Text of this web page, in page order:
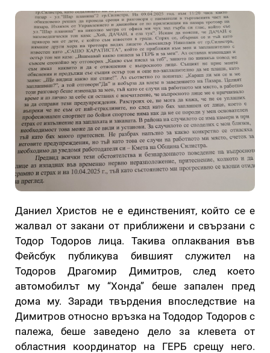
Даниел Христов не е единственият, който се е
жалвал от закани от приближени и свързани с
Тодор Тодоров лица. Такива оплаквания във
Фейсбук публикува бившият служител на
Тодоров Драгомир Димитров, след което
автомобилът му “Хонда” беше запален пред
дома му. Заради твърдения впоследствие на
Димитров относно връзка на Тододор Тодоров с
палежа, беше заведено дело за клевета от
областния координатор на ГЕРБ срещу него.